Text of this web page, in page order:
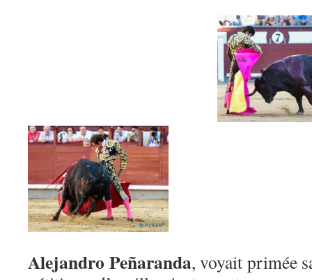
Alejandro Peñaranda, voyait primée